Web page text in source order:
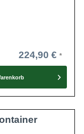
224,90 €